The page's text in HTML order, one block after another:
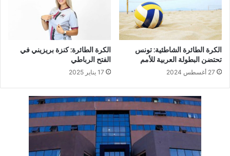
الكرة الطائرة الشاطئية: تونس
تحتضن البطولة العربية للأمم
27 أغسطس 2024
الكرة الطائرة: كنزة بريزيني في
الفتح الرباطي
17 يناير 2025